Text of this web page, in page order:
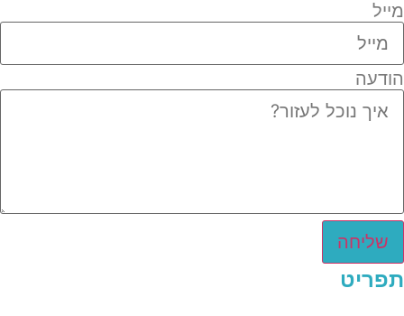
מייל
הודעה
שליחה
תפריט